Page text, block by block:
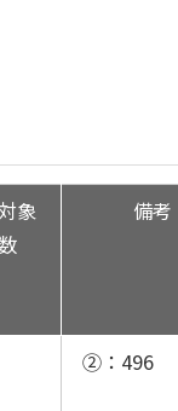
象
備考
②：496